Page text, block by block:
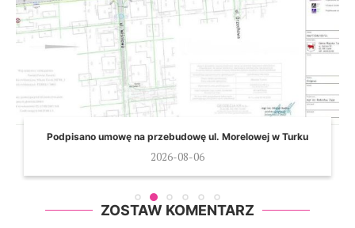
Podpisano umowę na przebudowę ul. Morelowej w Turku
2026-08-06
ZOSTAW KOMENTARZ